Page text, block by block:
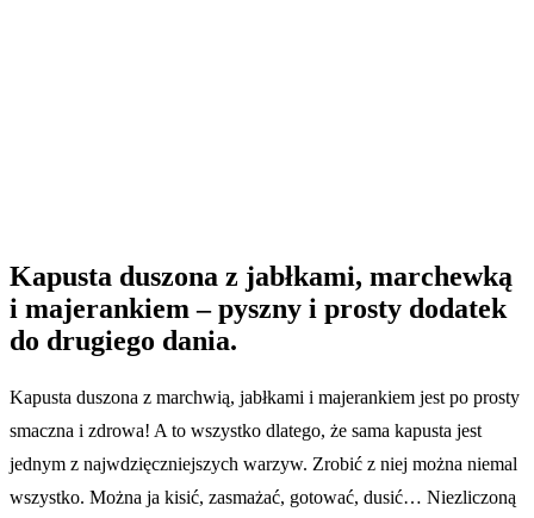
Kapusta duszona z jabłkami, marchewką
i majerankiem – pyszny i prosty dodatek
do drugiego dania.
Kapusta duszona z marchwią, jabłkami i majerankiem jest po prosty
smaczna i zdrowa! A to wszystko dlatego, że sama kapusta jest
jednym z najwdzięczniejszych warzyw. Zrobić z niej można niemal
wszystko. Można ja kisić, zasmażać, gotować, dusić… Niezliczoną